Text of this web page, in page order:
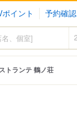
イント 予約確認
トランテ 鶴ノ荘